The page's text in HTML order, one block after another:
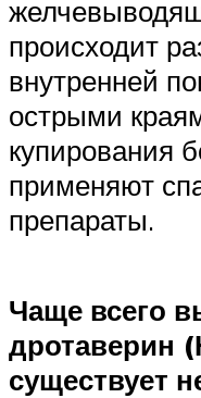
происходит
внутренней
острыми
купирования
применяют
препараты.
Чаще всего
дротаверин
существует